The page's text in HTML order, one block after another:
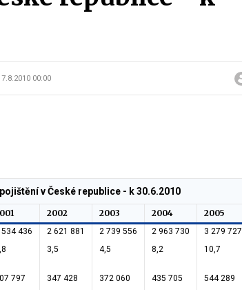
00:00
2002 2003 2004 2005
v České republice - k 30.6.2010
534 436 2 621 881 2 739 556 2 963 730 3 279 727
3,5 4,5 8,2 10,7
797 347 428 372 060 435 705 544 289